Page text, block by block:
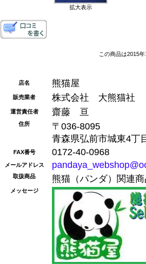
拡大表示
この商品は2015
店名 熊猫屋
販売業者 株式会社 大熊猫社
運営責任者 齋藤 亘
住所
〒036-8095
青森県弘前市城東4丁
FAX番号 0172-40-0968
メールアドレス
取扱商品 熊猫（パンダ）関連
メッセージ